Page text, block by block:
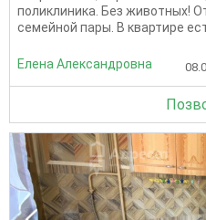
поликлиника. Без животных!
семейной пары. В квартире
Елена Александровна